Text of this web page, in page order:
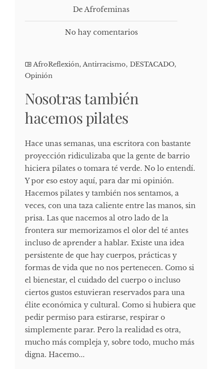
De Afrofeminas
No hay comentarios
AfroReflexión, Antirracismo, DESTACADO,
Opinión
Nosotras también
hacemos pilates
Hace unas semanas, una escritora con bastante
proyección ridiculizaba que la gente de barrio
hiciera pilates o tomara té verde. No lo entendí.
Y por eso estoy aquí, para dar mi opinión.
Hacemos pilates y también nos sentamos, a
veces, con una taza caliente entre las manos, sin
prisa. Las que nacemos al otro lado de la
frontera sur memorizamos el olor del té antes
incluso de aprender a hablar. Existe una idea
persistente de que hay cuerpos, prácticas y
formas de vida que no nos pertenecen. Como si
el bienestar, el cuidado del cuerpo o incluso
ciertos gustos estuvieran reservados para una
élite económica y cultural. Como si hubiera que
pedir permiso para estirarse, respirar o
simplemente parar. Pero la realidad es otra,
mucho más compleja y, sobre todo, mucho más
digna. Hacemo...